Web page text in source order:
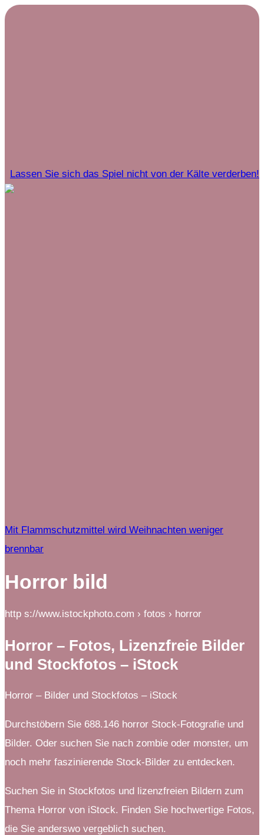
Lassen Sie sich das Spiel nicht von der Kälte verderben!
Mit Flammschutzmittel wird Weihnachten weniger
brennbar
Horror bild
http s://www.istockphoto.com › fotos › horror
Horror – Fotos, Lizenzfreie Bilder
und Stockfotos – iStock
Horror – Bilder und Stockfotos – iStock
Durchstöbern Sie 688.146 horror Stock-Fotografie und
Bilder. Oder suchen Sie nach zombie oder monster, um
noch mehr faszinierende Stock-Bilder zu entdecken.
Suchen Sie in Stockfotos und lizenzfreien Bildern zum
Thema Horror von iStock. Finden Sie hochwertige Fotos,
die Sie anderswo vergeblich suchen.